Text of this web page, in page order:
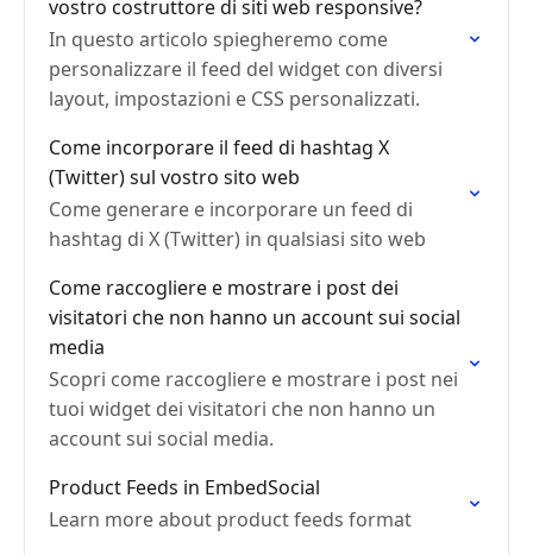
vostro costruttore di siti web responsive?
In questo articolo spiegheremo come
personalizzare il feed del widget con diversi
layout, impostazioni e CSS personalizzati.
Come incorporare il feed di hashtag X
(Twitter) sul vostro sito web
Come generare e incorporare un feed di
hashtag di X (Twitter) in qualsiasi sito web
Come raccogliere e mostrare i post dei
visitatori che non hanno un account sui social
media
Scopri come raccogliere e mostrare i post nei
tuoi widget dei visitatori che non hanno un
account sui social media.
Product Feeds in EmbedSocial
Learn more about product feeds format